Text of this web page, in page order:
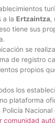
a la Ertzaintza,
tiene sus
se
de registro
propios
los
plataforma
Nacional
comunidad